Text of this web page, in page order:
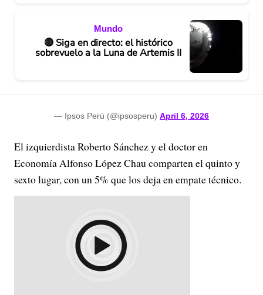
Mundo
🔴 Siga en directo: el histórico
sobrevuelo a la Luna de Artemis II
— Ipsos Perú (@ipsosperu) April 6, 2026
El izquierdista Roberto Sánchez y el doctor en
Economía Alfonso López Chau comparten el quinto y
sexto lugar, con un 5% que los deja en empate técnico.